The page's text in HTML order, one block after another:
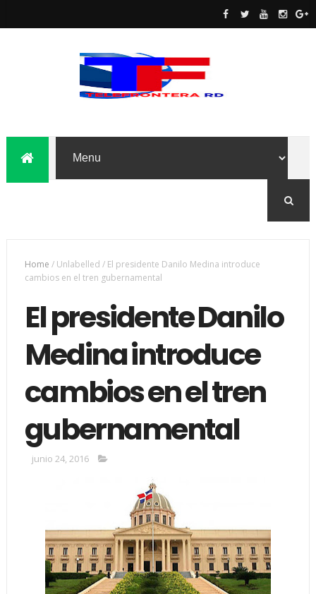
Home /Unlabelled / El presidente Danilo Medina introduce
cambios en el tren gubernamental
El presidente Danilo
Medina introduce
cambios en el tren
gubernamental
junio 24, 2016